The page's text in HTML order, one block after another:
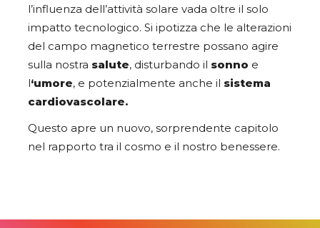
l’influenza dell’attività solare vada oltre il solo
impatto tecnologico. Si ipotizza che le alterazioni
del campo magnetico terrestre possano agire
sulla nostra salute, disturbando il sonno e
l‘umore, e potenzialmente anche il sistema
cardiovascolare.
Questo apre un nuovo, sorprendente capitolo
nel rapporto tra il cosmo e il nostro benessere.